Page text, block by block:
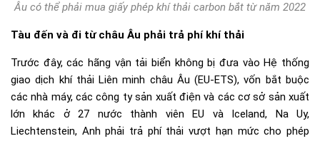
Âu có thể phải mua giấy phép khí thải carbon bắt từ năm 2022
Tàu đến và đi từ châu Âu phải trả phí khí thải
Trước đây, các hãng vận tải biển không bị đưa vào Hệ thống
giao dịch khí thải Liên minh châu Âu (EU-ETS), vốn bắt buộc
các nhà máy, các công ty sản xuất điện và các cơ sở sản xuất
lớn khác ở 27 nước thành viên EU và Iceland, Na Uy,
Liechtenstein, Anh phải trả phí thải vượt hạn mức cho phép